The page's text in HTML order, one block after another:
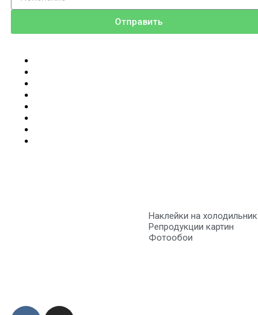
Отправить
Наклейки на холодильник
Репродукции картин
Фотообои